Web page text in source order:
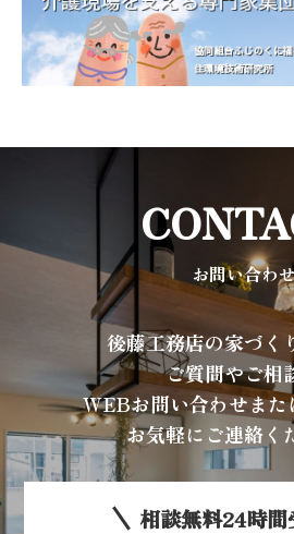
お問い合わ
後藤工務店の家づく
ご質問やご相
WEBお問い合わせまた
お気軽にご連絡く
相談無料24時間